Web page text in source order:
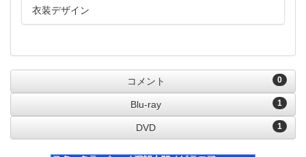
衣装デザイン
0
コメント
1
Blu-ray
1
DVD